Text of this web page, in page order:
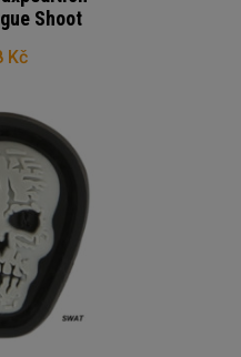
Shoot
Kč